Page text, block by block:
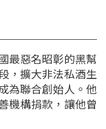
最惡名昭彰的黑幫
，擴大非法私酒生
為聯合創始人。他
機構捐款，讓他曾